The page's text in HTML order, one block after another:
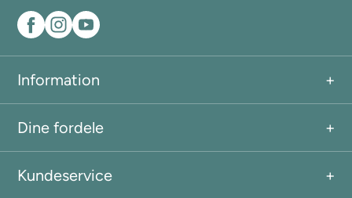
Information
Dine fordele
Kundeservice